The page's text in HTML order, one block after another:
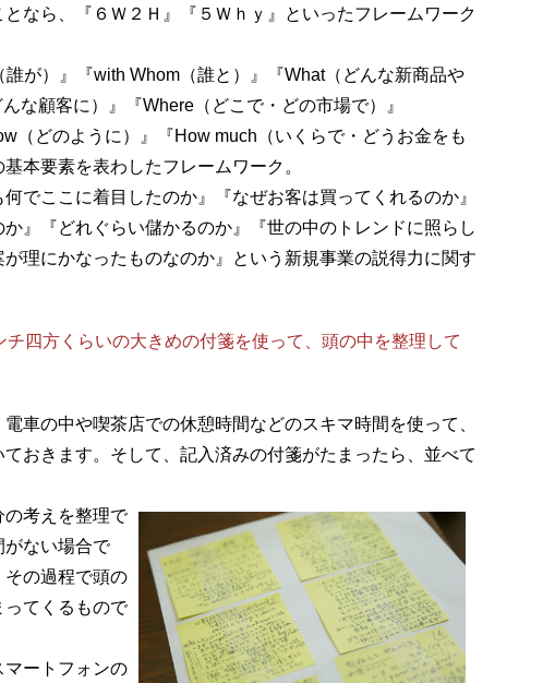
なら、『６Ｗ２Ｈ』『５Ｗｈｙ』といったフレームワーク
誰が）』『with Whom（誰と）』『What（どんな新商品や
な顧客に）』『Where（どこで・どの市場で）』
（どのように）』『How much（いくらで・どうお金をも
本要素を表わしたフレームワーク。
何でここに着目したのか』『なぜお客は買ってくれるのか』
か』『どれぐらい儲かるのか』『世の中のトレンドに照らし
理にかなったものなのか』という新規事業の説得力に関す
四方くらいの大きめの付箋を使って、頭の中を整理して
電車の中や喫茶店での休憩時間などのスキマ時間を使って、
おきます。そして、記入済みの付箋がたまったら、並べて
の考えを整理で
がない場合で
その過程で頭の
てくるもので
ートフォンの